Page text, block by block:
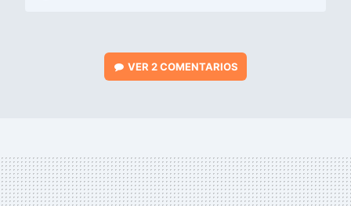
VER2 COMENTARIOS